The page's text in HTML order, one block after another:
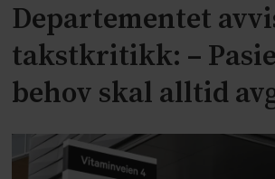
Departementet
takstkritikk: –
behov skal alltid